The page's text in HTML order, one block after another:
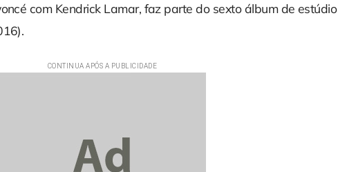
com Kendrick Lamar, faz parte do sexto álbum de estúdio